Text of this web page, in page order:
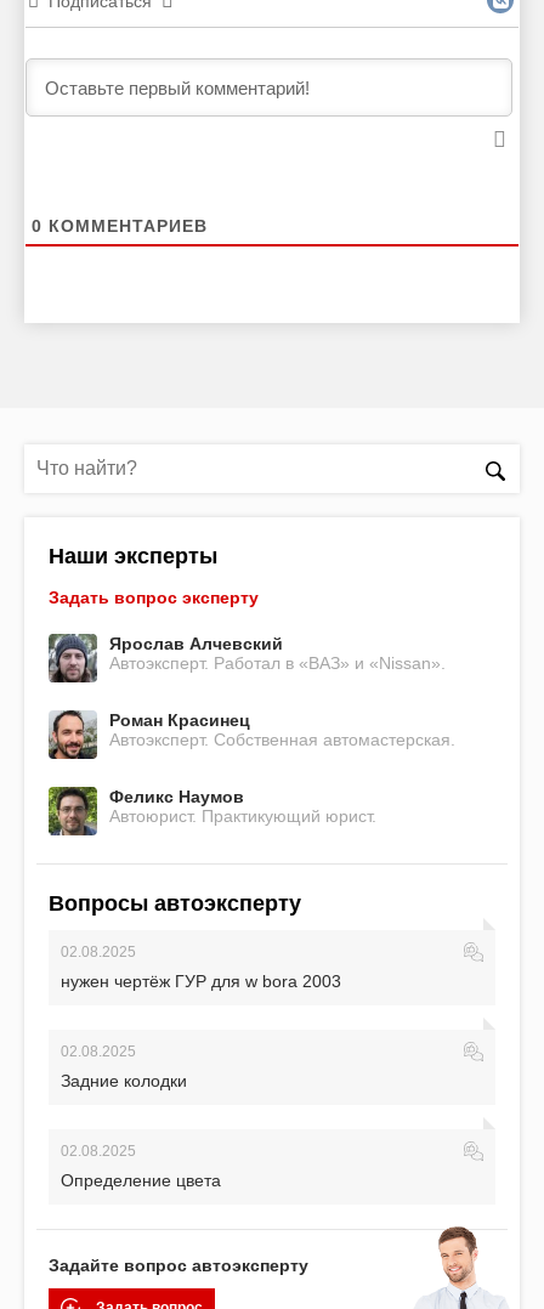
0 КОММЕНТАРИЕВ
Наши эксперты
Задать вопрос эксперту
Ярослав Алчевский
Автоэксперт. Работал в «ВАЗ» и «Nissan».
Роман Красинец
Автоэксперт. Собственная автомастерская.
Феликс Наумов
Автоюрист. Практикующий юрист.
Вопросы автоэксперту
02.08.2025
нужен чертёж ГУР для w bora 2003
02.08.2025
Задние колодки
02.08.2025
Определение цвета
Задайте вопрос автоэксперту